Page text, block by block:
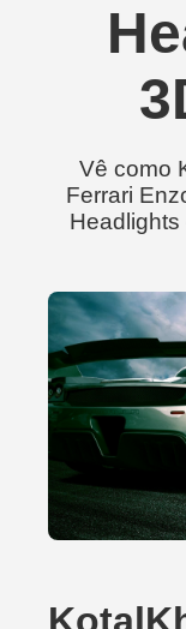
Vê como
Ferrari